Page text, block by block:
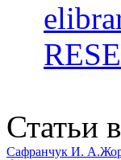
Статьи
Сафранчук И. А.